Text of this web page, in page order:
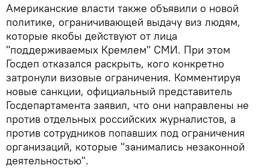
Американские власти также объявили о новой
политике, ограничивающей выдачу виз людям,
которые якобы действуют от лица
"поддерживаемых Кремлем" СМИ. При этом
Госдеп отказался раскрыть, кого конкретно
затронули визовые ограничения. Комментируя
новые санкции, официальный представитель
Госдепартамента заявил, что они направлены не
против отдельных российских журналистов, а
против сотрудников попавших под ограничения
организаций, которые "занимались незаконной
деятельностью".